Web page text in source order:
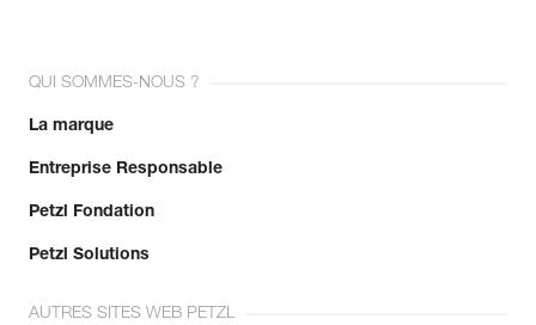
QUI SOMMES-NOUS ?
La marque
Entreprise Responsable
Petzl Fondation
Petzl Solutions
AUTRES SITES WEB PETZL